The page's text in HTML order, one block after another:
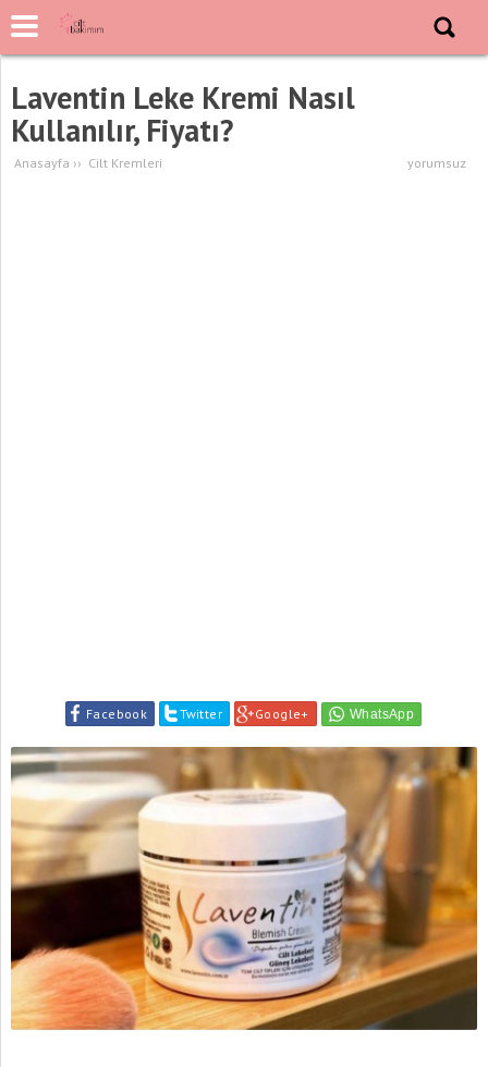
Laventin Leke Kremi Nasıl
Kullanılır, Fiyatı?
Anasayfa ›› Cilt Kremleri yorumsuz
Facebook Twitter Google+